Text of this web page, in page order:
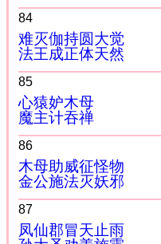
84
难灭伽持圆大觉
法王成正体天然
85
心猿妒木母
魔主计吞禅
86
木母助威征怪物
金公施法灭妖邪
87
凤仙郡冒天止雨